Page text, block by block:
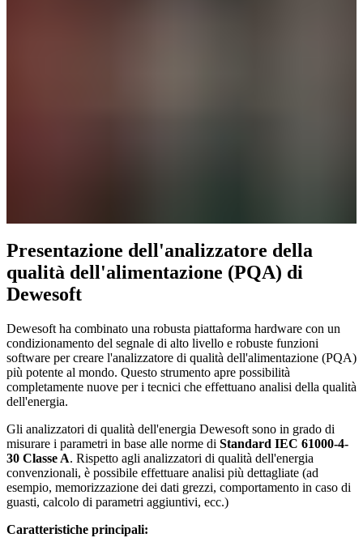
Presentazione dell'analizzatore della
qualità dell'alimentazione (PQA) di
Dewesoft
Dewesoft ha combinato una robusta piattaforma hardware con un
condizionamento del segnale di alto livello e robuste funzioni
software per creare l'analizzatore di qualità dell'alimentazione (PQA)
più potente al mondo. Questo strumento apre possibilità
completamente nuove per i tecnici che effettuano analisi della qualità
dell'energia.
Gli analizzatori di qualità dell'energia Dewesoft sono in grado di
misurare i parametri in base alle norme di Standard IEC 61000-4-
30 Classe A. Rispetto agli analizzatori di qualità dell'energia
convenzionali, è possibile effettuare analisi più dettagliate (ad
esempio, memorizzazione dei dati grezzi, comportamento in caso di
guasti, calcolo di parametri aggiuntivi, ecc.)
Caratteristiche principali: